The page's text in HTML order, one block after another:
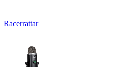
Racerrattar